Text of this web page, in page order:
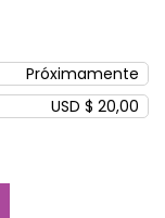
Próximamente
USD $ 20,00